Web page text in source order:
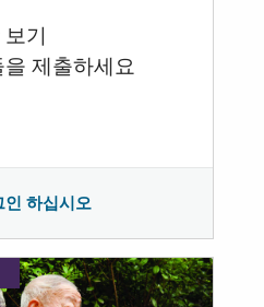
기
제출하세요
인 하십시오